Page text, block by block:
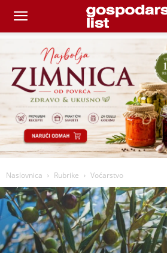
Naslovnica Rubrike Voćarstvo